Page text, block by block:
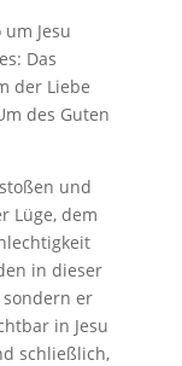
Jesu
Das
der Liebe
des Guten
und
Lüge, dem
in dieser
er
in Jesu
schließlich,